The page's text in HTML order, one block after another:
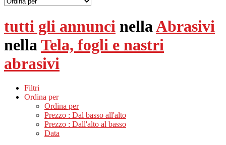
tutti gli annunci nellaAbrasivi
nella Tela, fogli e nastri
abrasivi
Filtri
Ordina per
Ordina per
Prezzo : Dal basso all'alto
Prezzo : Dall'alto al basso
Data